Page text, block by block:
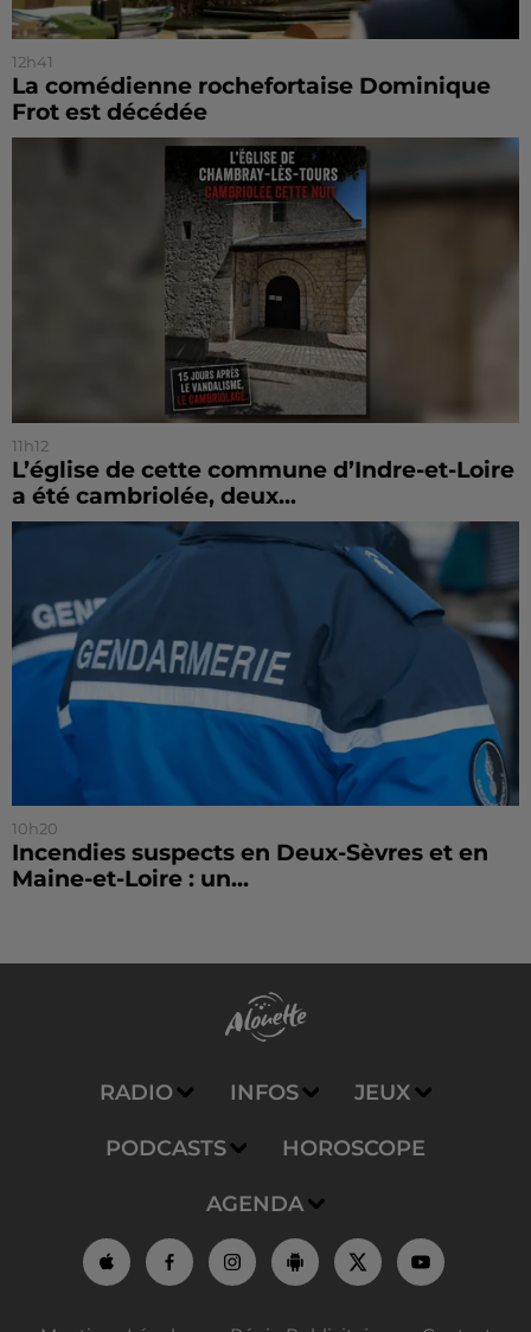
12h41
La comédienne rochefortaise Dominique
Frot est décédée
11h12
L’église de cette commune d’Indre-et-Loire
a été cambriolée, deux...
10h20
Incendies suspects en Deux-Sèvres et en
Maine-et-Loire : un...
RADIO INFOS JEUX
PODCASTS HOROSCOPE
AGENDA